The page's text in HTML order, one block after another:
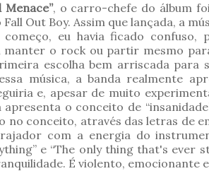
Menace”, o carro-chefe do álbum
Out Boy. Assim que lançada, a
eu havia ficado confuso,
manter o rock ou partir mesmo
escolha bem arriscada para
música, a banda realmente
e, apesar de muito
o conceito de
no conceito, através das letras de
com a energia do
e “The only thing that's ever
É violento, emocionante